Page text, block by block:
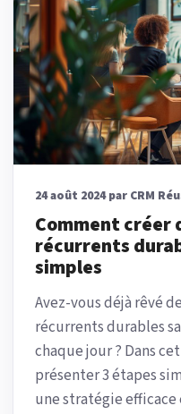
24 août 2024 par CRM
Comment créer
récurrents
simples
Avez-vous déjà rêvé
récurrents durables
chaque jour ? Dans
présenter 3 étapes
une stratégie